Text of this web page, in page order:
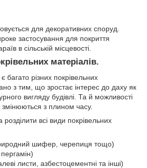
для декоративних споруд.
застосування для покриття
в сільській місцевості.
матеріалів.
багато різних покрівельних
з тим, що зростає інтерес до даху як
вигляду будівлі. Та й можливості
змінюються з плином часу.
розділити всі види покрівельних
шифер, черепиця тощо)
листи, азбестоцементні та інші)